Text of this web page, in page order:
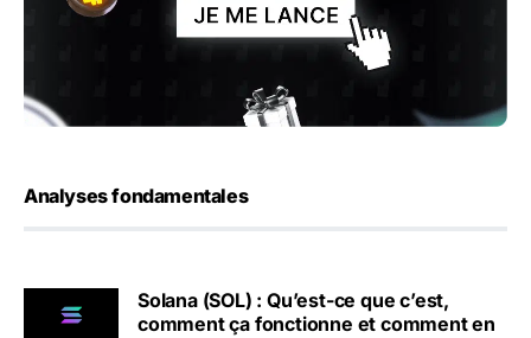
Analyses fondamentales
Solana (SOL) : Qu’est-ce que c’est,
comment ça fonctionne et comment en